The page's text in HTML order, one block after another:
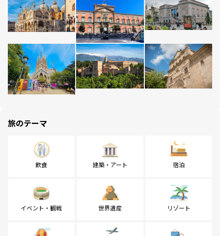
旅のテーマ
飲食 建築・アート 宿泊
イベント・観戦 世界遺産 リゾート